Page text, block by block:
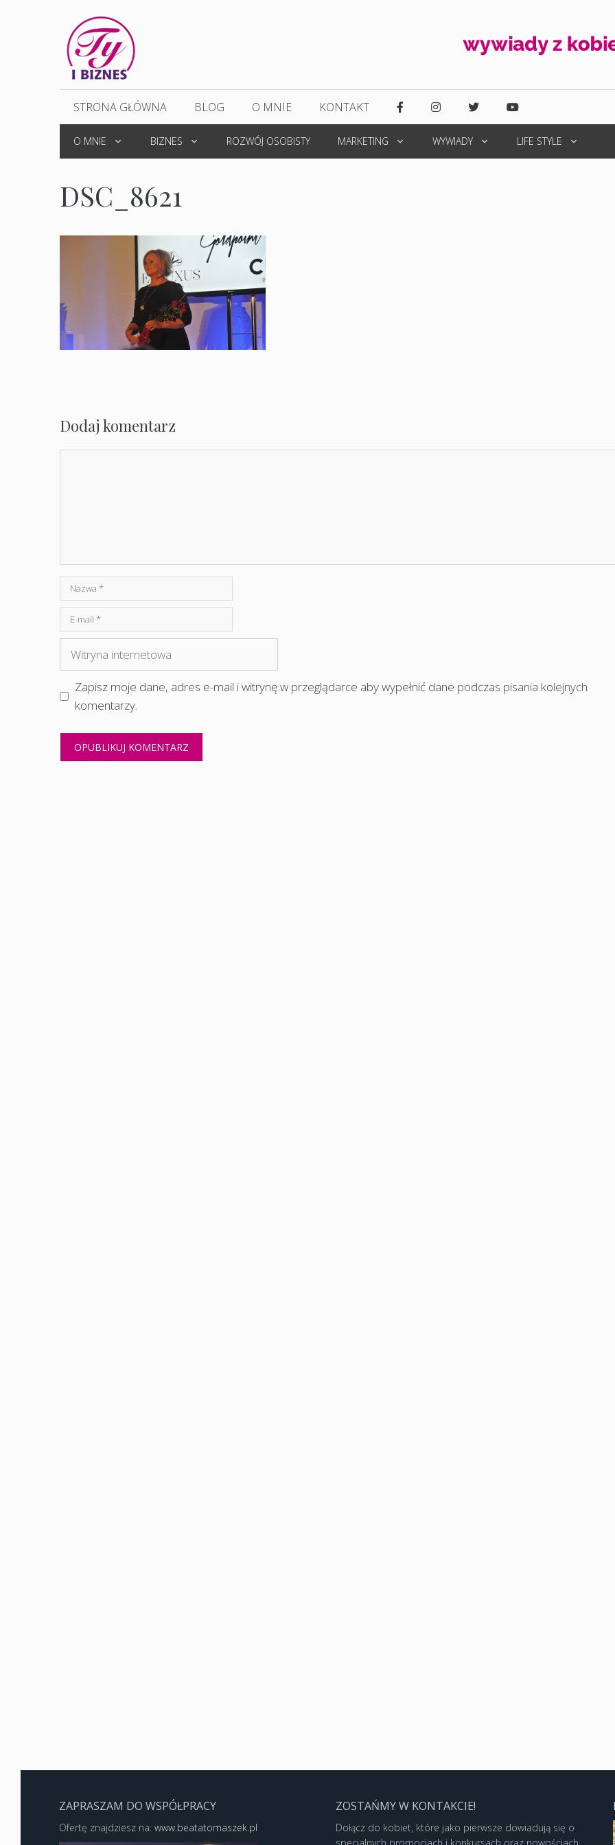
STRONA GŁÓWNA BLOG O MNIE KONTAKT
O MNIE BIZNES ROZWÓJ OSOBISTY MARKETING WYWIADY LIFE STYLE
DSC_8621
Dodaj komentarz
Nazwa
mail
Witryna
internetowa
Zapisz moje dane, adres e-mail i witrynę w przeglądarce aby wypełnić dane podczas pisania kolejnych
komentarzy.
ZAPRASZAM DO WSPÓŁPRACY
Ofertę znajdziesz na: www.beatatomaszek.pl
ZOSTAŃMY W KONTAKCIE!
Dołącz do kobiet, które jako pierwsze dowiadują się o